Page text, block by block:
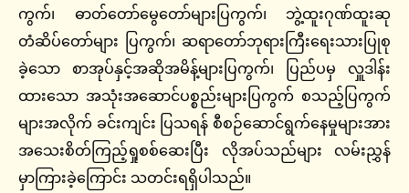
ကွက်၊ ဓာတ်တော်မွေတော်များပြကွက်၊ ဘွဲ့ထူးဂုဏ်ထူးဆု
တံဆိပ်တော်များ ပြကွက်၊ ဆရာတော်ဘုရားကြီးရေးသားပြုစု
ခဲ့သော စာအုပ်နှင့်အဆိုအမိန့်များပြကွက်၊ ပြည်ပမှ လှူဒါန်း
ထားသော အသုံးအဆောင်ပစ္စည်းများပြကွက် စသည့်ပြကွက်
များအလိုက် ခင်းကျင်း ပြသရန် စီစဉ်ဆောင်ရွက်နေမှုများအား
အသေးစိတ်ကြည့်ရှုစစ်ဆေးပြီး လိုအပ်သည်များ လမ်းညွှန်
မှာကြားခဲ့ကြောင်း သတင်းရရှိပါသည်။